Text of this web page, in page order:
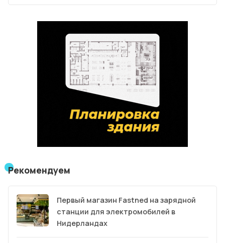
Рекомендуем
Первый магазин Fastned на зарядной
станции для электромобилей в
Нидерландах